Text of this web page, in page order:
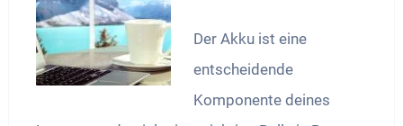
Der Akku ist eine
entscheidende
Komponente deines